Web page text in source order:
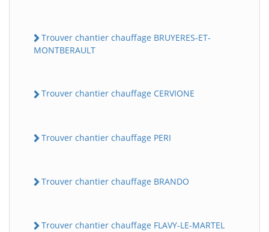
Trouver chantier chauffage BRUYERES-ET-
MONTBERAULT
Trouver chantier chauffage CERVIONE
Trouver chantier chauffage PERI
Trouver chantier chauffage BRANDO
Trouver chantier chauffage FLAVY-LE-MARTEL